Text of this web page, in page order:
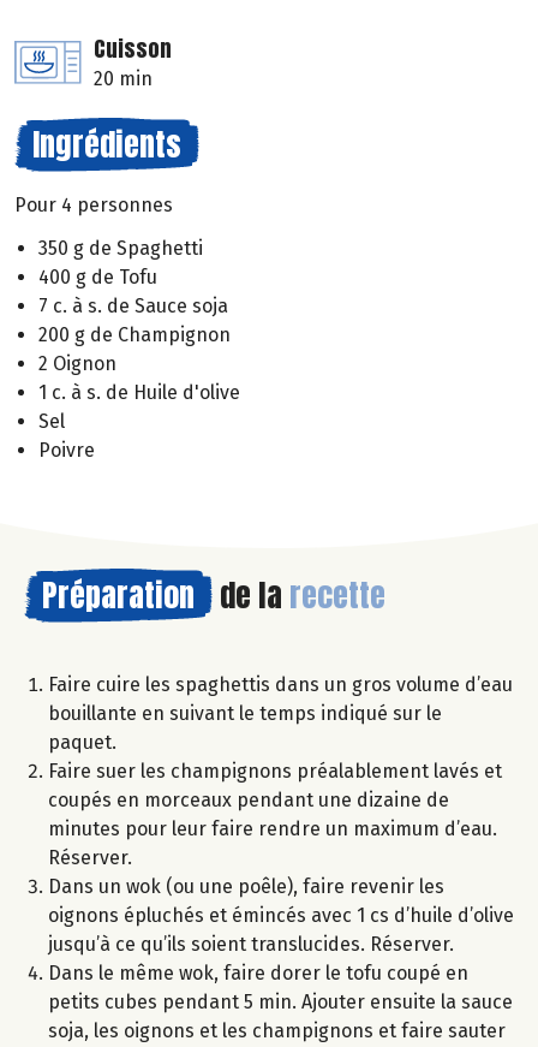
Cuisson
20 min
Ingrédients
Pour 4 personnes
350 g de Spaghetti
400 g de Tofu
7 c. à s. de Sauce soja
200 g de Champignon
2 Oignon
1 c. à s. de Huile d'olive
Sel
Poivre
Préparation de la recette
Faire cuire les spaghettis dans un gros volume d’eau
bouillante en suivant le temps indiqué sur le
paquet.
Faire suer les champignons préalablement lavés et
coupés en morceaux pendant une dizaine de
minutes pour leur faire rendre un maximum d’eau.
Réserver.
Dans un wok (ou une poêle), faire revenir les
oignons épluchés et émincés avec 1 cs d’huile d’olive
jusqu’à ce qu’ils soient translucides. Réserver.
Dans le même wok, faire dorer le tofu coupé en
petits cubes pendant 5 min. Ajouter ensuite la sauce
soja, les oignons et les champignons et faire sauter